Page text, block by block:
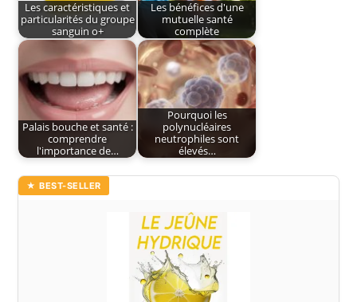
Les caractéristiques et
particularités du groupe
sanguin o+
Les bénéfices d'une
mutuelle santé
complète
Palais bouche et santé :
comprendre
l'importance de…
Pourquoi les
polynucléaires
neutrophiles sont
élevés…
★ BEST-SELLER